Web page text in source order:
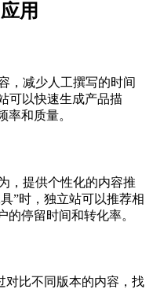
用
，减少人工撰写的时间
可以快速生成产品描
率和质量。
，提供个性化的内容推
”时，独立站可以推荐相
停留时间和转化率。
对比不同版本的内容，找